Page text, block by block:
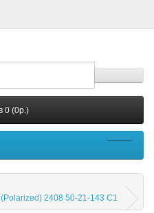
0 (0р.)
2408 50-21-143 С1